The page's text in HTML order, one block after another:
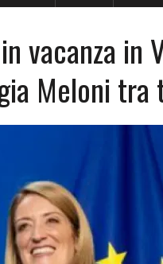
vacanza in
Meloni